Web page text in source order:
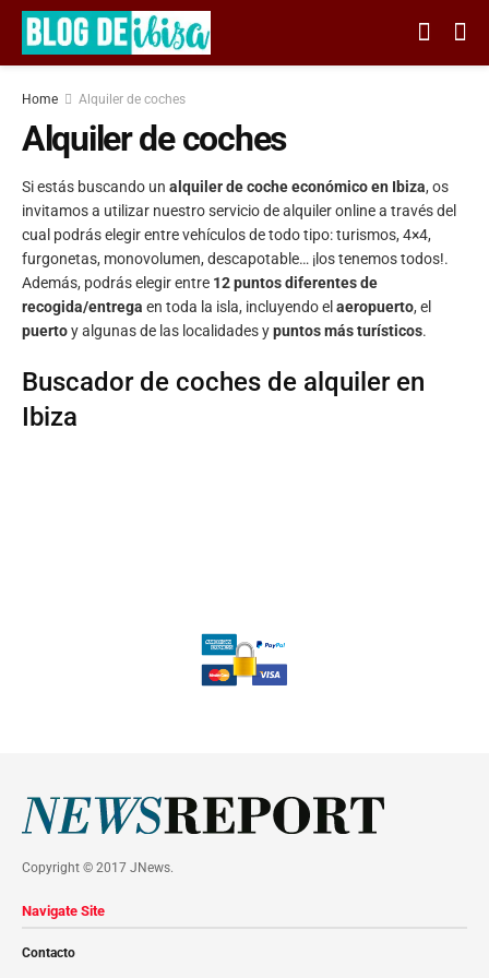
Home Alquiler de coches
Alquiler de coches
Si estás buscando un alquiler de coche económico en Ibiza, os
invitamos a utilizar nuestro servicio de alquiler online a través del
cual podrás elegir entre vehículos de todo tipo: turismos, 4×4,
furgonetas, monovolumen, descapotable… ¡los tenemos todos!.
Además, podrás elegir entre 12 puntos diferentes de
recogida/entrega en toda la isla, incluyendo el aeropuerto, el
puertoy algunas de las localidades ypuntos más turísticos.
Buscador de coches de alquiler en
Ibiza
Copyright © 2017 JNews.
Navigate Site
Contacto